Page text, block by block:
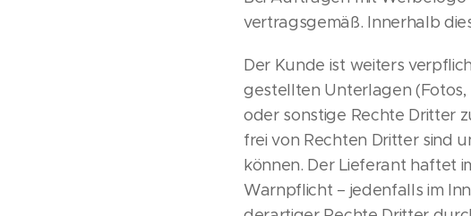
vertragsgemäß. Innerhalb
Der Kunde ist weiters
gestellten Unterlagen
oder sonstige Rechte Dritter
frei von Rechten Dritter sind
können. Der Lieferant haftet
Warnpflicht – jedenfalls im